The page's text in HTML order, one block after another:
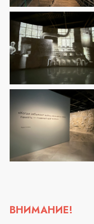
ВНИМАНИЕ!